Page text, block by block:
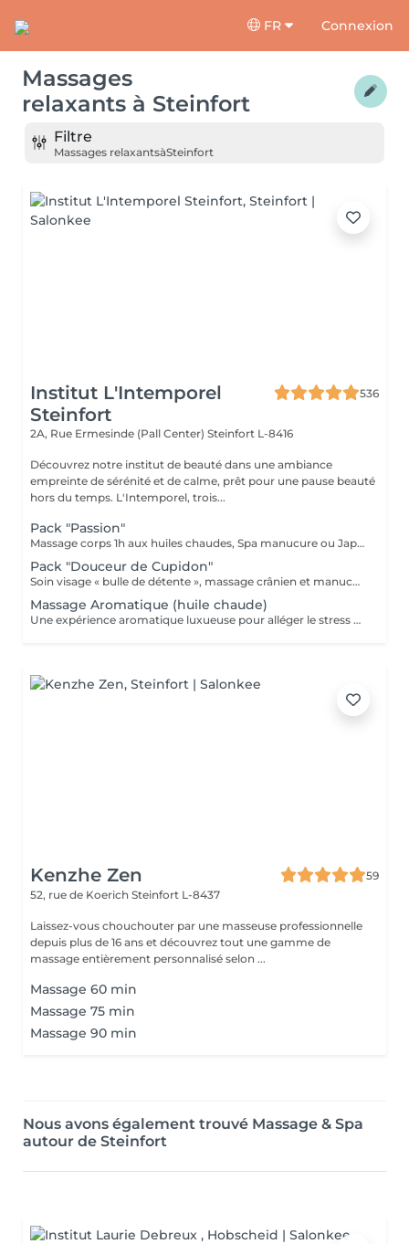
FR Connexion
Massages
relaxants à Steinfort
Filtre
Massages relaxantsàSteinfort
Institut L'Intemporel
Steinfort
536
2A, Rue Ermesinde (Pall Center) Steinfort L-8416
Découvrez notre institut de beauté dans une ambiance
empreinte de sérénité et de calme, prêt pour une pause beauté
hors du temps. L'Intemporel, trois...
Pack "Passion"
Massage corps 1h aux huiles chaudes, Spa manucure ou Japonaise et beauté des pieds + bain de paraffine 199€ au lieu de 252€
Pack "Douceur de Cupidon"
Soin visage « bulle de détente », massage crânien et manucure
Massage Aromatique (huile chaude)
Une expérience aromatique luxueuse pour alléger le stress et la tension. Ce massage relaxera votre corps et votre esprit en profondeur. Il vous procurera un sentiment agréable de bien-être, de décontraction des muscles, une meilleure circulation sanguine, de l'hydratation et de la tonicité.
Kenzhe Zen
59
52, rue de Koerich Steinfort L-8437
Laissez-vous chouchouter par une masseuse professionnelle
depuis plus de 16 ans et découvrez tout une gamme de
massage entièrement personnalisé selon ...
Massage 60 min
Massage 75 min
Massage 90 min
Nous avons également trouvé Massage & Spa
autour de Steinfort